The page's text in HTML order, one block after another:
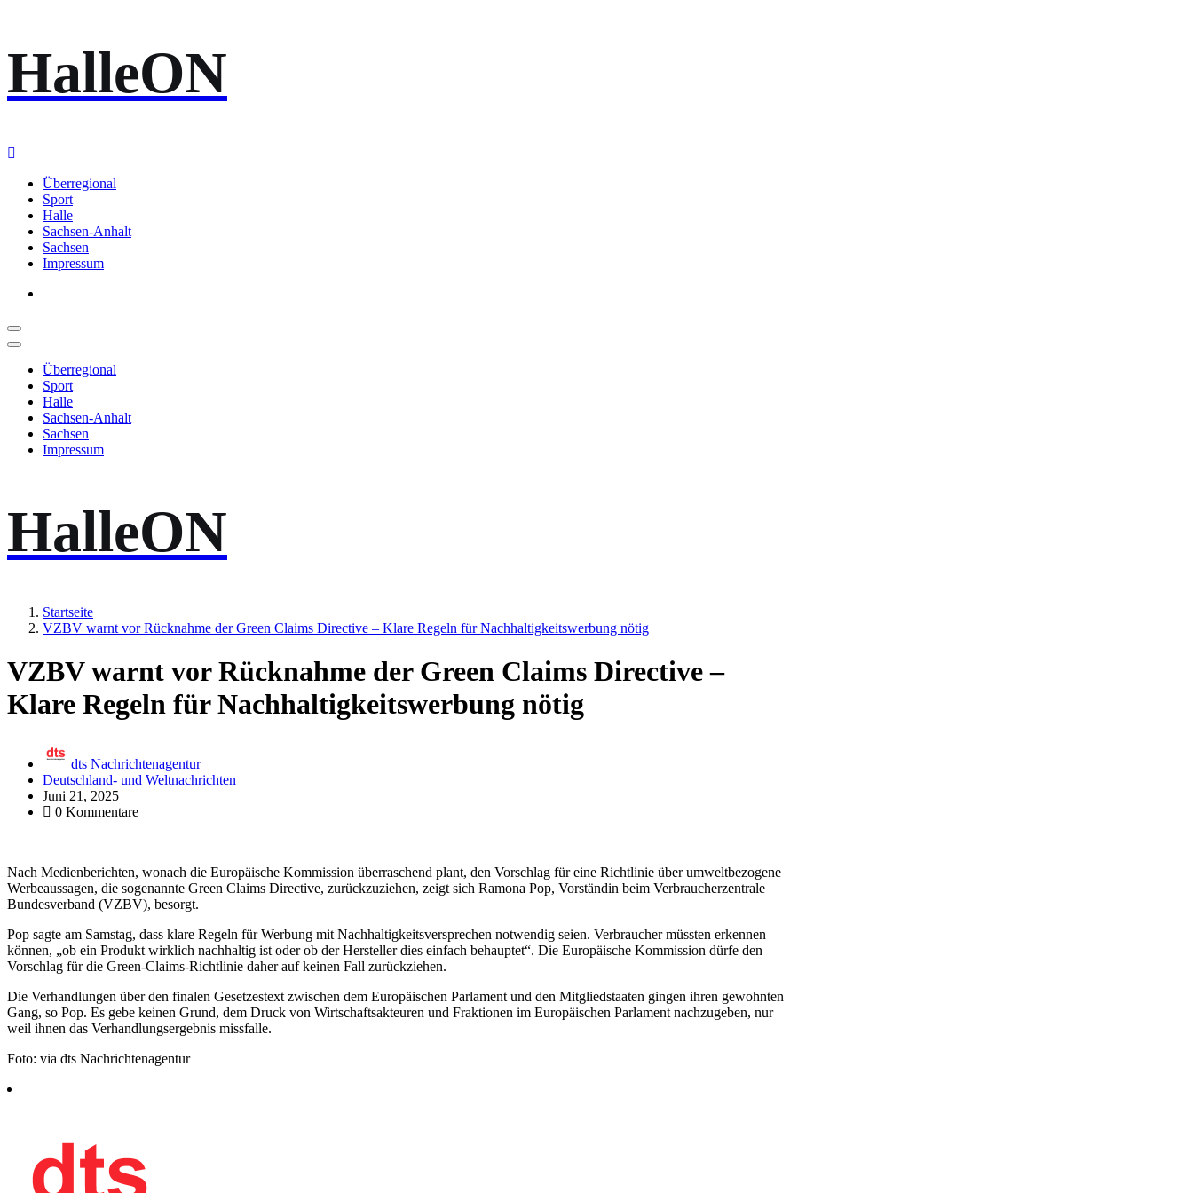
Inhalt
springen
HalleON
Überregional
Sport
Halle
Sachsen-Anhalt
Sachsen
Impressum
Überregional
Sport
Halle
Sachsen-Anhalt
Sachsen
Impressum
HalleON
Startseite
VZBV warnt vor Rücknahme der Green Claims Directive – Klare Regeln für Nachhaltigkeitswerbung nötig
VZBV warnt vor Rücknahme der Green Claims Directive –
Klare Regeln für Nachhaltigkeitswerbung nötig
dts Nachrichtenagentur
Deutschland- und Weltnachrichten
Juni 21, 2025
0 Kommentare
Nach Medienberichten, wonach die Europäische Kommission überraschend plant, den Vorschlag für eine Richtlinie über umweltbezogene
Werbeaussagen, die sogenannte Green Claims Directive, zurückzuziehen, zeigt sich Ramona Pop, Vorständin beim Verbraucherzentrale
Bundesverband (VZBV), besorgt.
Pop sagte am Samstag, dass klare Regeln für Werbung mit Nachhaltigkeitsversprechen notwendig seien. Verbraucher müssten erkennen
können, „ob ein Produkt wirklich nachhaltig ist oder ob der Hersteller dies einfach behauptet“. Die Europäische Kommission dürfe den
Vorschlag für die Green-Claims-Richtlinie daher auf keinen Fall zurückziehen.
Die Verhandlungen über den finalen Gesetzestext zwischen dem Europäischen Parlament und den Mitgliedstaaten gingen ihren gewohnten
Gang, so Pop. Es gebe keinen Grund, dem Druck von Wirtschaftsakteuren und Fraktionen im Europäischen Parlament nachzugeben, nur
weil ihnen das Verhandlungsergebnis missfalle.
Foto: via dts Nachrichtenagentur